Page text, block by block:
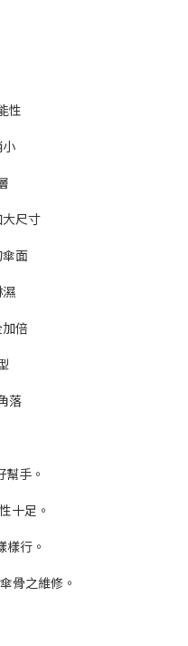
性
尺寸
面
倍
落
手。
十足。
行。
骨之維修。